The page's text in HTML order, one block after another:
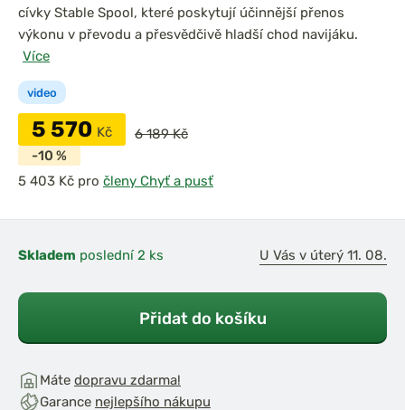
video
cívky Stable Spool, které poskytují účinnější přenos
výkonu v převodu a přesvědčivě hladší chod navijáku.
Více
5 570 Kč
6 189 Kč
-10 %
pro členy Chyť a pusť
Skladem poslední 2 ks U Vás v úterý 11. 08.
Přidat do košíku
Máte dopravu zdarma!
Garance nejlepšího nákupu